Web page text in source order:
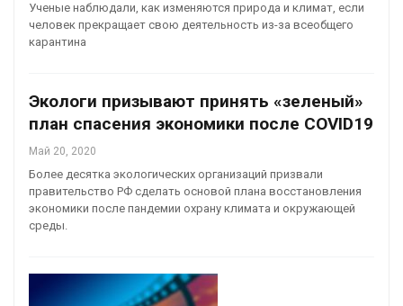
Ученые наблюдали, как изменяются природа и климат, если
человек прекращает свою деятельность из-за всеобщего
карантина
Экологи призывают принять «зеленый»
план спасения экономики после COVID19
Май 20, 2020
Более десятка экологических организаций призвали
правительство РФ сделать основой плана восстановления
экономики после пандемии охрану климата и окружающей
среды.